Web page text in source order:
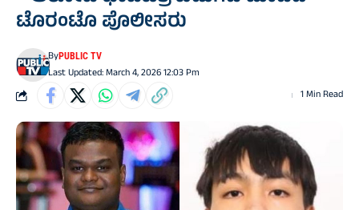
ಟೊರಂಟೊ ಪೊಲೀಸರು
Last Updated: March 4, 2026 12:03 Pm
ByPUBLIC TV
1 Min Read